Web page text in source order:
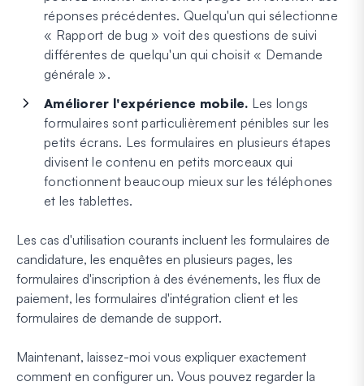
réponses précédentes. Quelqu'un qui sélectionne
« Rapport de bug » voit des questions de suivi
différentes de quelqu'un qui choisit « Demande
générale ».
Améliorer l'expérience mobile. Les longs
formulaires sont particulièrement pénibles sur les
petits écrans. Les formulaires en plusieurs étapes
divisent le contenu en petits morceaux qui
fonctionnent beaucoup mieux sur les téléphones
et les tablettes.
Les cas d'utilisation courants incluent les formulaires de
candidature, les enquêtes en plusieurs pages, les
formulaires d'inscription à des événements, les flux de
paiement, les formulaires d'intégration client et les
formulaires de demande de support.
Maintenant, laissez-moi vous expliquer exactement
comment en configurer un. Vous pouvez regarder la